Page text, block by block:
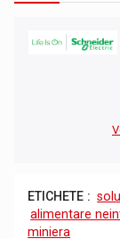
ETICHETE :
alimentare
miniera